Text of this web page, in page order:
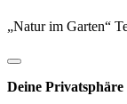
„Natur im Garten“
Deine